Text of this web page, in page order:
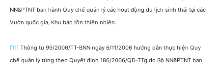
NN&PTNT ban hành Quy chế quản lý các hoạt động du lịch sinh thái tại các
Vườn quốc gia, Khu bảo tồn thiên nhiên.
[11] Thông tư 99/2006/TT-BNN ngày 6/11/2006 hướng dẫn thực hiện Quy
chế quản lý rừng theo Quyết định 186/2006/QĐ-TTg do Bộ NN&PTNT ban